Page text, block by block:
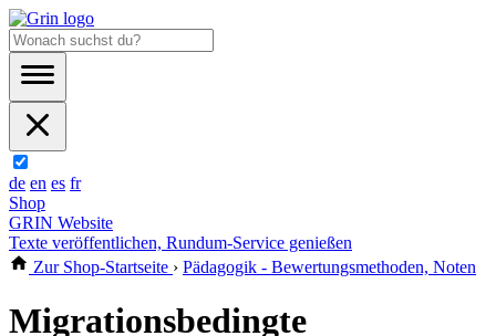
de en es fr
Shop
GRIN Website
Texte veröffentlichen, Rundum-Service genießen
Zur Shop-Startseite › Pädagogik - Bewertungsmethoden, Noten
Migrationsbedingte